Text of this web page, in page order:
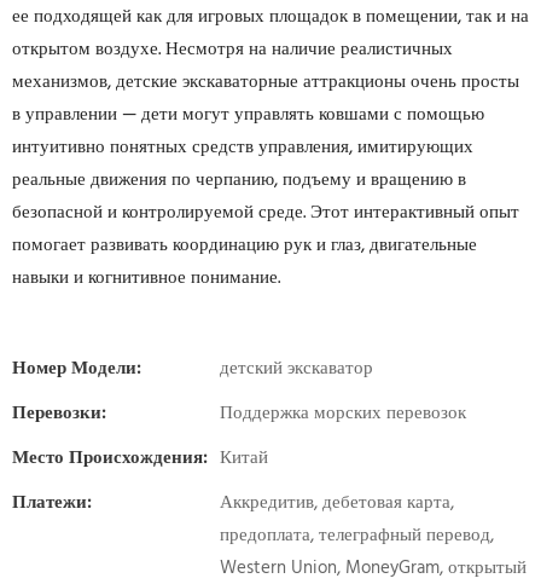
ее подходящей как для игровых площадок в помещении, так и на
открытом воздухе. Несмотря на наличие реалистичных
механизмов, детские экскаваторные аттракционы очень просты
в управлении — дети могут управлять ковшами с помощью
интуитивно понятных средств управления, имитирующих
реальные движения по черпанию, подъему и вращению в
безопасной и контролируемой среде. Этот интерактивный опыт
помогает развивать координацию рук и глаз, двигательные
навыки и когнитивное понимание.
Номер Модели:
детский экскаватор
Перевозки:
Поддержка морских перевозок
Место Происхождения: Китай
Платежи:
Аккредитив, дебетовая карта,
предоплата, телеграфный перевод,
Western Union, MoneyGram, открытый